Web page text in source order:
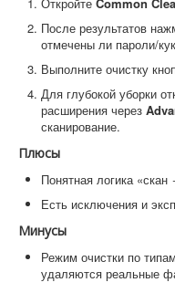
После результатов
отмечены ли пароли/
Выполните очистку
Для глубокой уборки
расширения через
сканирование.
Плюсы
Понятная логика
Есть исключения и
Минусы
Режим очистки по
удаляются реальные